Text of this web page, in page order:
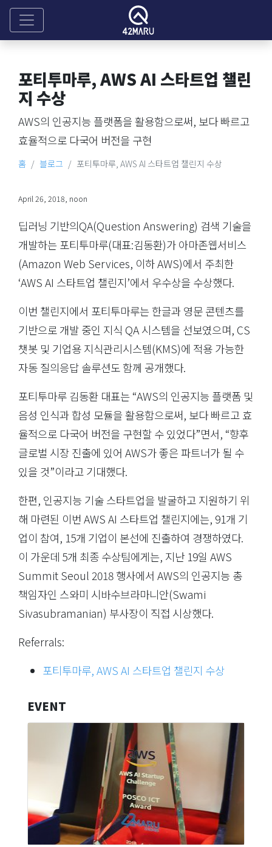
포티투마루, AWS AI 스타트업 챌린
지 수상
AWS의 인공지능 플랫폼을 활용함으로써, 보다 빠르고
효율적으로 다국어 버전을 구현
홈 블로그 포티투마루, AWS AI 스타트업 챌린지 수상
April 26, 2018, noon
딥러닝 기반의QA(Question Answering) 검색 기술을
개발하는 포티투마루(대표:김동환)가 아마존웹서비스
(Amazon Web Services, 이하 AWS)에서 주최한
‘AWS AI 스타트업 챌린지’에서 우수상을 수상했다.
이번 챌린지에서 포티투마루는 한글과 영문 콘텐츠를
기반으로 개발 중인 지식 QA 시스템을 선보였으며, CS
챗봇 및 기업용 지식관리시스템(KMS)에 적용 가능한
자동 질의응답 솔루션도 함께 공개했다.
포티투마루 김동환 대표는 “AWS의 인공지능 플랫폼 및
음성 인식과 합성 모듈을 활용함으로써, 보다 빠르고 효
율적으로 다국어 버전을 구현할 수 있었다”면서, “향후
글로벌 시장 진출에 있어 AWS가 좋은 파트너가 될 수
있을 것”이라고 기대했다.
한편, 인공지능 기술 스타트업을 발굴하고 지원하기 위
해 마련된 이번 AWS AI 스타트업 챌린지에는, 91개 기
업이 참여, 15개 기업이 본선에 진출하여 경쟁하였다.
이 가운데 5개 최종 수상팀에게는, 지난 19일 AWS
Summit Seoul 2018 행사에서 AWS의 인공지능 총
책임자인 스와미 시바수브라마니안(Swami
Sivasubramanian) 부사장이 직접 시상했다.
Referrals:
포티투마루, AWS AI 스타트업 챌린지 수상
EVENT